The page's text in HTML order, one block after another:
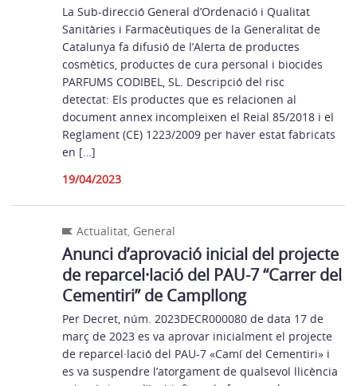
La Sub-direcció General d’Ordenació i Qualitat
Sanitàries i Farmacèutiques de la Generalitat de
Catalunya fa difusió de l’Alerta de productes
cosmètics, productes de cura personal i biocides
PARFUMS CODIBEL, SL. Descripció del risc
detectat: Els productes que es relacionen al
document annex incompleixen el Reial 85/2018 i el
Reglament (CE) 1223/2009 per haver estat fabricats
en […]
19/04/2023
Actualitat, General
Anunci d’aprovació inicial del projecte
de reparcel·lació del PAU-7 “Carrer del
Cementiri” de Campllong
Per Decret, núm. 2023DECR000080 de data 17 de
març de 2023 es va aprovar inicialment el projecte
de reparcel·lació del PAU-7 «Camí del Cementiri» i
es va suspendre l’atorgament de qualsevol llicència